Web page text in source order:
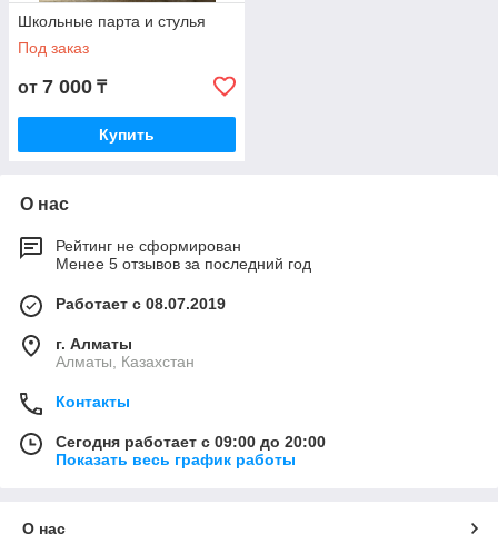
Школьные парта и стулья
Под заказ
от 7 000 ₸
Купить
О нас
Рейтинг не сформирован
Менее 5 отзывов за последний год
Работает с 08.07.2019
г. Алматы
Алматы, Казахстан
Контакты
Сегодня работает с 09:00 до 20:00
Показать весь график работы
О нас